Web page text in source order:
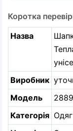
Коротка
Назва
Виробник
Модель
Категорія Одяг